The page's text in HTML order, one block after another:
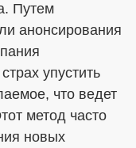
Путем
анонсирования
упустить
что ведет
метод часто
новых